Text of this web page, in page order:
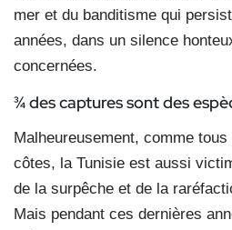
mer et du banditisme qui
années, dans un silence
concernées.
¾ des captures sontdes
Malheureusement, comme
côtes, la Tunisie est aussi
de la surpêche et de la
Mais pendant ces dernières